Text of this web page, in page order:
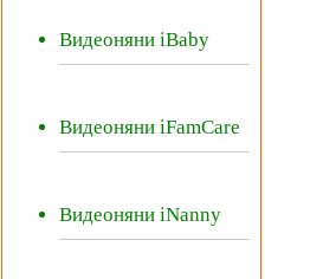
Видеоняни iBaby
Видеоняни iFamCare
Видеоняни iNanny